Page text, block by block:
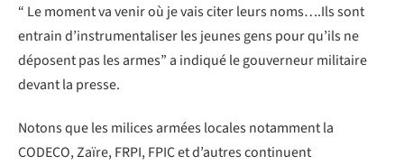
“ Le moment va venir où je vais citer leurs noms….Ils sont
entrain d’instrumentaliser les jeunes gens pour qu’ils ne
déposent pas les armes” a indiqué le gouverneur militaire
devant la presse.
Notons que les milices armées locales notamment la
CODECO, Zaïre, FRPI, FPIC et d’autres continuent